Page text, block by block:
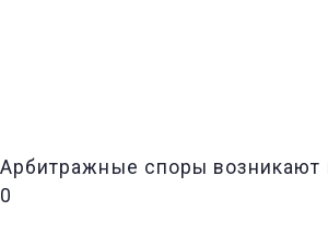
Арбитражные споры возникают
0